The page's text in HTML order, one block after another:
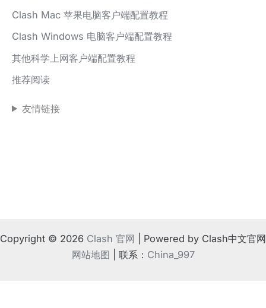
Clash Mac 苹果电脑客户端配置教程
Clash Windows 电脑客户端配置教程
其他科学上网客户端配置教程
推荐阅读
友情链接
Copyright © 2026 Clash 官网 | Powered by Clash中文官网
网站地图 | 联系： China_997